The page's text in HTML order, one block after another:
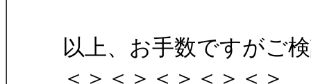
以上、お手数ですがご
＜＞＜＞＜＞＜＞＜＞